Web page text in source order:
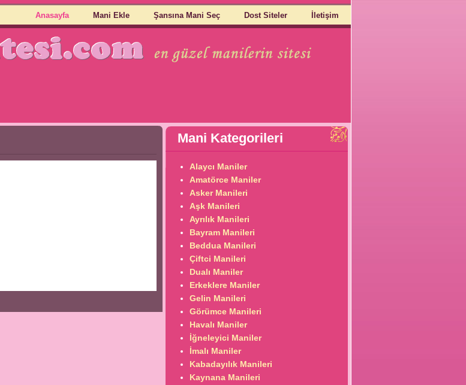
İletişim
Dost Siteler
Şansına Mani Seç
Mani Ekle
Anasayfa
Mani Kategorileri
Alaycı Maniler
Amatörce Maniler
Asker Manileri
Aşk Manileri
Ayrılık Manileri
Bayram Manileri
Beddua Manileri
Çiftci Manileri
Dualı Maniler
Erkeklere Maniler
Gelin Manileri
Görümce Manileri
Havalı Maniler
İğneleyici Maniler
İmalı Maniler
Kabadayılık Manileri
Kaynana Manileri